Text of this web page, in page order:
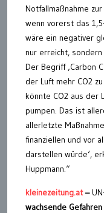
Notfallmaßnahme
wenn vorerst das
wäre ein negativer
nur erreicht,
Der Begriff ‚Carbon
der Luft mehr CO2
könnte CO2 aus der
pumpen. Das ist
allerletzte
finanziellen und vor
darstellen würde‘,
Huppmann.“
kleinezeitung.at–
wachsende Gefahren